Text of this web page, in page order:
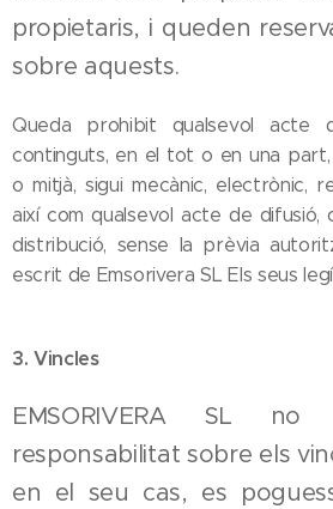
propietaris, i queden
sobre aquests.
Queda prohibit qualsevol acte
continguts, en el tot o en una
o mitjà, sigui mecànic, electrònic,
així com qualsevol acte de difusió,
distribució, sense la prèvia
escrit de Emsorivera SL Els seus
3. Vincles
EMSORIVERA SL no
responsabilitat sobre els
en el seu cas, es